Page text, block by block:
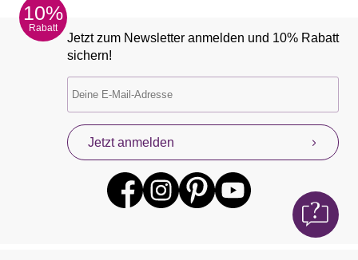
10%
Rabatt
Jetzt zum Newsletter anmelden und 10% Rabatt
sichern!
Jetzt anmelden